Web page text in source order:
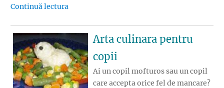
Continuă lectura
Arta culinara pentru
copii
Ai un copil mofturos sau un copil
care accepta orice fel de mancare?